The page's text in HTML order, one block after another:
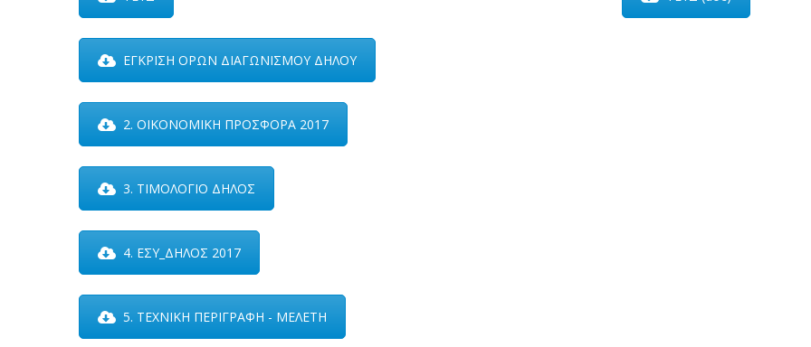
ΕΓΚΡΙΣΗ ΟΡΩΝ ΔΙΑΓΩΝΙΣΜΟΥ ΔΗΛΟΥ
2. ΟΙΚΟΝΟΜΙΚΗ ΠΡΟΣΦΟΡΑ 2017
3. ΤΙΜΟΛΟΓΙΟ ΔΗΛΟΣ
4. ΕΣΥ_ΔΗΛΟΣ 2017
5. ΤΕΧΝΙΚΗ ΠΕΡΙΓΡΑΦΗ - ΜΕΛΕΤΗ